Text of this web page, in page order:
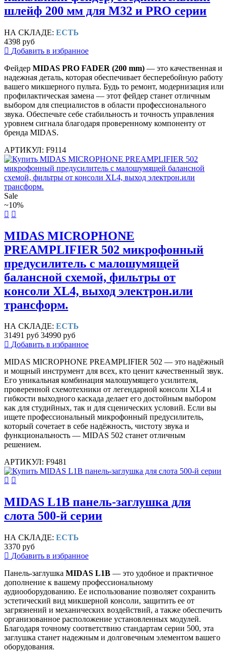
шлейф 200 мм для M32 и PRO серии
НА СКЛАДЕ: ЕСТЬ
4398 руб
Добавить в избранное
Фейдер MIDAS PRO FADER (200 mm) — это качественная и
надежная деталь, которая обеспечивает бесперебойную работу
вашего микшерного пульта. Будь то ремонт, модернизация или
профилактическая замена — этот фейдер станет отличным
выбором для специалистов в области профессионального
звука. Обеспечьте себе стабильность и точность управления
уровнем сигнала благодаря проверенному компоненту от
бренда MIDAS.
АРТИКУЛ: F9114
Sale
~10%
MIDAS MICROPHONE
PREAMPLIFIER 502 микрофонный
предусилитель c малошумящей
балансной схемой, фильтры от
консоли XL4, выход электрон.или
трансформ.
НА СКЛАДЕ: ЕСТЬ
31491 руб 34990 руб
Добавить в избранное
MIDAS MICROPHONE PREAMPLIFIER 502 — это надёжный
и мощный инструмент для всех, кто ценит качественный звук.
Его уникальная комбинация малошумящего усилителя,
проверенной схемотехники от легендарной консоли XL4 и
гибкости выходного каскада делает его достойным выбором
как для студийных, так и для сценических условий. Если вы
ищете профессиональный микрофонный предусилитель,
который сочетает в себе надёжность, чистоту звука и
функциональность — MIDAS 502 станет отличным
решением.
АРТИКУЛ: F9481
MIDAS L1B панель-заглушка для
слота 500-й серии
НА СКЛАДЕ: ЕСТЬ
3370 руб
Добавить в избранное
Панель-заглушка MIDAS L1B — это удобное и практичное
дополнение к вашему профессиональному
аудиооборудованию. Ее использование позволяет сохранить
эстетический вид микшерной консоли, защитить ее от
загрязнений и механических воздействий, а также обеспечить
организованное расположение установленных модулей.
Благодаря точному соответствию стандартам серии 500, эта
заглушка станет надежным и долговечным элементом вашего
оборудования.